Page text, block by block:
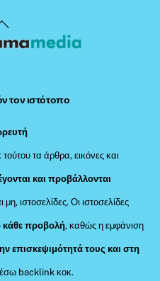
Back
To
τον ιστότοπο
τα άρθρα, εικόνες και
και προβάλλονται
μη, ιστοσελίδες. Οι ιστοσελίδες
κάθε προβολή, καθώς η εμφάνιση
επισκεψιμότητά τους και στη
backlink κοκ.